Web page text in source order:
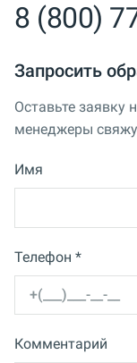
8 (800)
Запросить
Оставьте заявку
менеджеры
Имя
Телефон *
Комментарий